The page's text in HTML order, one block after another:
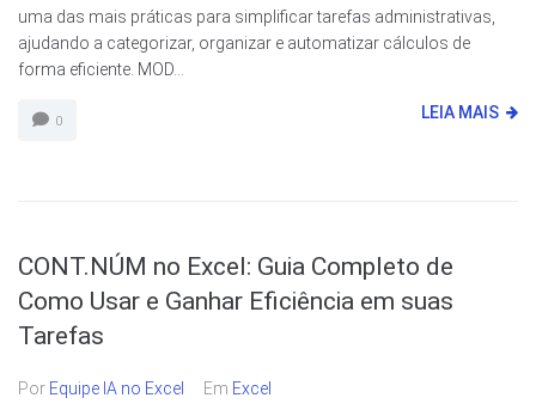
uma das mais práticas para simplificar tarefas administrativas,
ajudando a categorizar, organizar e automatizar cálculos de
forma eficiente. MOD...
0 LEIA MAIS
CONT.NÚM no Excel: Guia Completo de
Como Usar e Ganhar Eficiência em suas
Tarefas
Por Equipe IA no Excel Em Excel